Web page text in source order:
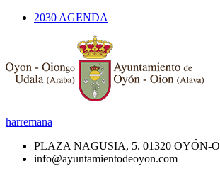
2030 AGENDA
harremana
PLAZA NAGUSIA, 5. 01320 OYÓN-
info@ayuntamientodeoyon.com